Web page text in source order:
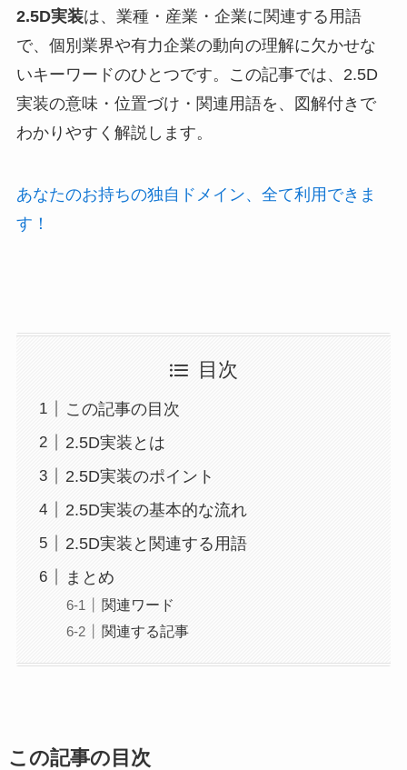
2.5D実装は、業種・産業・企業に関連する用語
で、個別業界や有力企業の動向の理解に欠かせな
いキーワードのひとつです。この記事では、2.5D
実装の意味・位置づけ・関連用語を、図解付きで
わかりやすく解説します。
あなたのお持ちの独自ドメイン、全て利用できま
す！
目次
この記事の目次
2.5D実装とは
2.5D実装のポイント
2.5D実装の基本的な流れ
2.5D実装と関連する用語
まとめ
関連ワード
関連する記事
この記事の目次